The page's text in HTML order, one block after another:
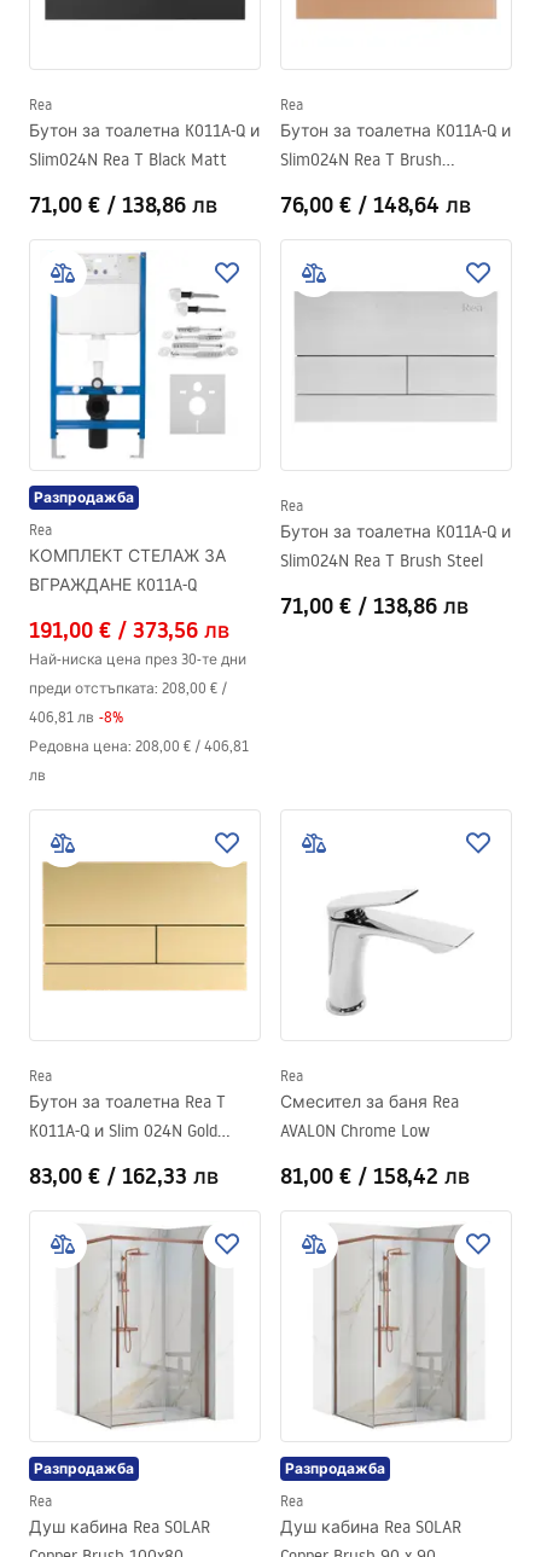
Rea
Бутон за тоалетна K011A-Q и
Slim024N Rea T Black Matt
71,00 € / 138,86 лв
Rea
Бутон за тоалетна K011A-Q и
Slim024N Rea T Brush
76,00 € / 148,64 лв
Разпродажба
Rea
КОМПЛЕКТ СТЕЛАЖ ЗА
ВГРАЖДАНЕ K011A-Q
191,00 € / 373,56 лв
Най-ниска цена през 30-те дни
преди отстъпката: 208,00 € /
406,81 лв -8%
Редовна цена: 208,00 € / 406,81
лв
Rea
Бутон за тоалетна K011A-Q и
Slim024N Rea T Brush Steel
71,00 € / 138,86 лв
Rea
Бутон за тоалетна Rea T
K011A-Q и Slim 024N Gold
83,00 € / 162,33 лв
Rea
Смесител за баня Rea
AVALON Chrome Low
81,00 € / 158,42 лв
Разпродажба
Rea
Душ кабина Rea SOLAR
Разпродажба
Rea
Душ кабина Rea SOLAR